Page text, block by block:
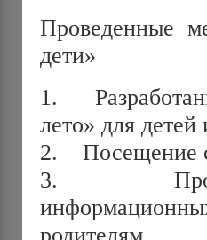
Проведенные
дети»
1.
лето» для детей
2. Посещение
3.
родителям.